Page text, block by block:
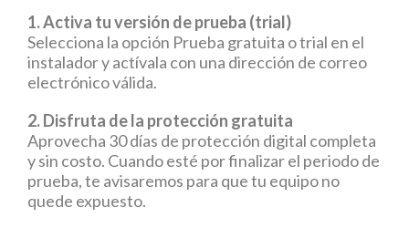
1. Activa tu versión de prueba (trial)
Selecciona la opción Prueba gratuita o trial en el
instalador y actívala con una dirección de correo
electrónico válida.
2. Disfruta de la protección gratuita
Aprovecha 30 días de protección digital completa
y sin costo. Cuando esté por finalizar el periodo de
prueba, te avisaremos para que tu equipo no
quede expuesto.